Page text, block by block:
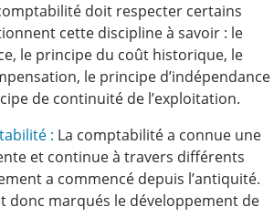
doit respecter certains
cette discipline à savoir : le
le principe du coût historique, le
le principe d’indépendance
de continuité de l’exploitation.
: La comptabilité a connue une
et continue à travers différents
a commencé depuis l’antiquité.
donc marqués le développement de